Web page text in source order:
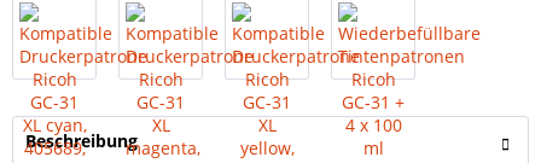
Beschreibung